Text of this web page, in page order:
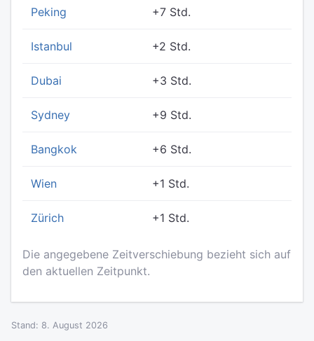
Peking +7 Std.
Istanbul +2 Std.
Dubai +3 Std.
Sydney +9 Std.
Bangkok +6 Std.
Wien +1 Std.
Zürich +1 Std.
Die angegebene Zeitverschiebung bezieht sich auf
den aktuellen Zeitpunkt.
Stand: 8. August 2026